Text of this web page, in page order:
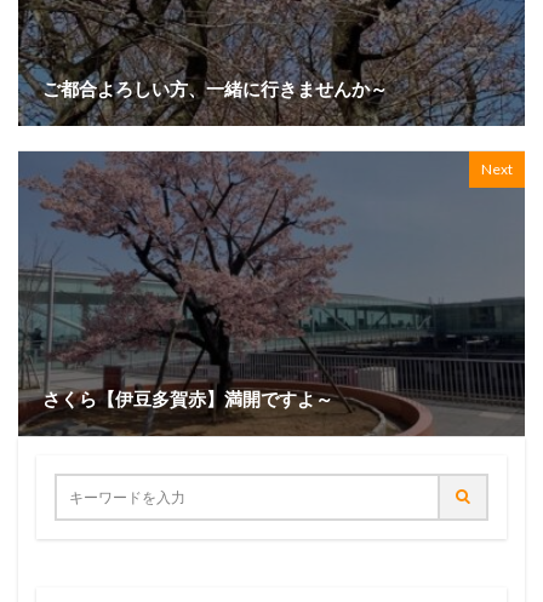
ご都合よろしい方、一緒に行きませんか～
Next
さくら【伊豆多賀赤】満開ですよ～